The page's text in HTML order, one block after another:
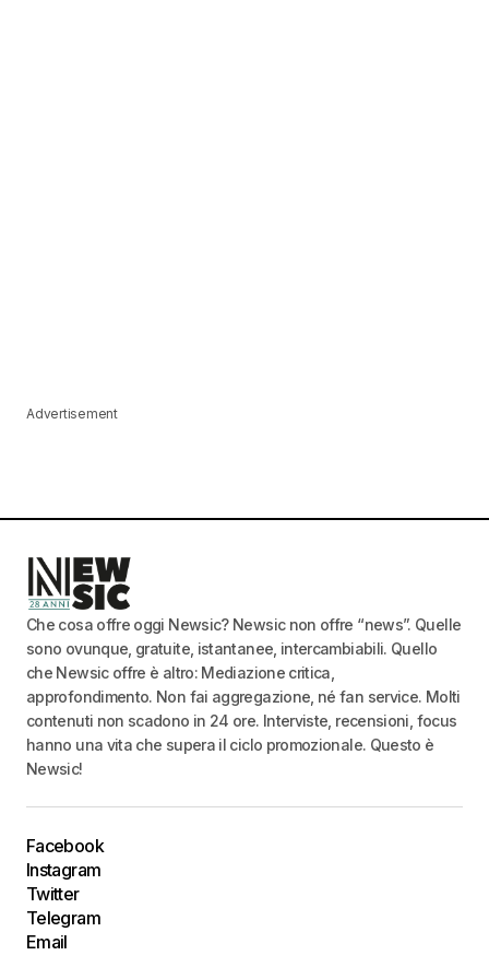
Advertisement
Che cosa offre oggi Newsic? Newsic non offre “news”. Quelle
sono ovunque, gratuite, istantanee, intercambiabili. Quello
che Newsic offre è altro: Mediazione critica,
approfondimento. Non fai aggregazione, né fan service. Molti
contenuti non scadono in 24 ore. Interviste, recensioni, focus
hanno una vita che supera il ciclo promozionale. Questo è
Newsic!
Facebook
Instagram
Twitter
Telegram
Email